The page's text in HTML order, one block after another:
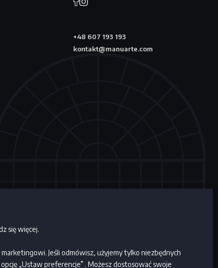
się więcej.
Jeśli odmówisz, użyjemy tylko niezbędnych
„Ustaw preferencje” . Możesz dostosować swoje
+48 607 193 193
kontakt@manuarte.com